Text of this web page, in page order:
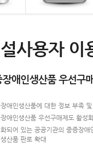
사용자 이
장애인생산품 우선구
애인생산품에 대한 정보 부족
애인생산품 우선구매제도 활성
되어 있는 공공기관의 중증장
산품 판로 확대